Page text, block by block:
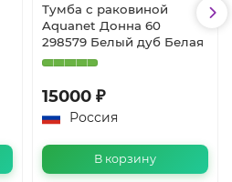
Тумба с раковиной
Aquanet Донна 60
298579 Белый дуб Белая
15000 ₽
Россия
В корзину